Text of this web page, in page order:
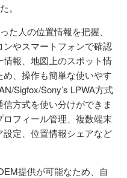
。
た人の位置情報を把握、
やスマートフォンで確認
報、地図上のスポット情
、操作も簡単な使いやす
Sigfox/Sony’s LPWA方式
方式を使い分けができま
フィール管理、複数端末
定、位置情報シェアなど
提供が可能なため、自